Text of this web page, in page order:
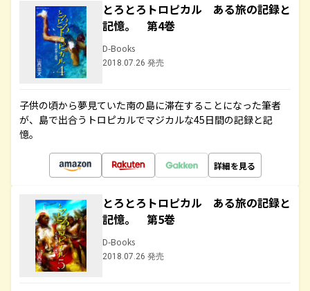
とろとろトロピカル ある旅の記録と
記憶。 第4巻
D-Books
2018.07.26 発売
子供の頃から夢見ていた南の島に滞在することになった筆者
が、島で出合うトロピカルでマジカルな45日間の記録と記
憶。
詳細を見る
とろとろトロピカル ある旅の記録と
記憶。 第5巻
D-Books
2018.07.26 発売